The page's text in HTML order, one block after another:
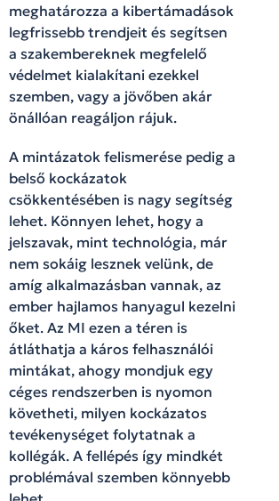
meghatározza a kibertámadások
legfrissebb trendjeit és segítsen
a szakembereknek megfelelő
védelmet kialakítani ezekkel
szemben, vagy a jövőben akár
önállóan reagáljon rájuk.
A mintázatok felismerése pedig a
belső kockázatok
csökkentésében is nagy segítség
lehet. Könnyen lehet, hogy a
jelszavak, mint technológia, már
nem sokáig lesznek velünk, de
amíg alkalmazásban vannak, az
ember hajlamos hanyagul kezelni
őket. Az MI ezen a téren is
átláthatja a káros felhasználói
mintákat, ahogy mondjuk egy
céges rendszerben is nyomon
követheti, milyen kockázatos
tevékenységet folytatnak a
kollégák. A fellépés így mindkét
problémával szemben könnyebb